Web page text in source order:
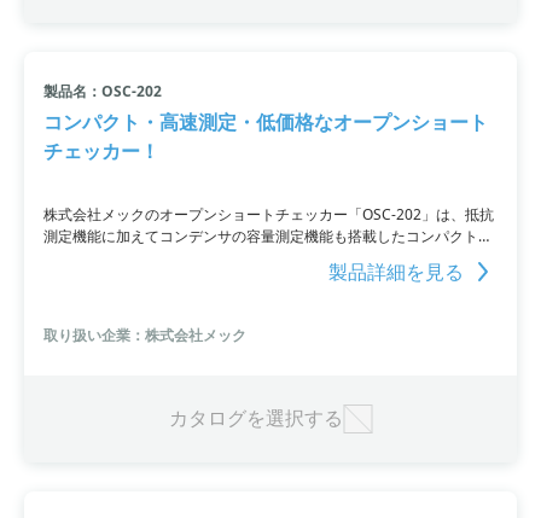
製品名：OSC-202
コンパクト・高速測定・低価格なオープンショート
チェッカー！
株式会社メックのオープンショートチェッカー「OSC-202」は、抵抗
測定機能に加えてコンデンサの容量測定機能も搭載したコンパクトな
チェッカーです。静電容量方式のタッチパネルの寄生抵抗・容量を測
定し、オープン（断線）/ショート（短絡）を検査します。価格は10
製品詳細を見る
取り扱い企業：株式会社メック
カタログを選択する